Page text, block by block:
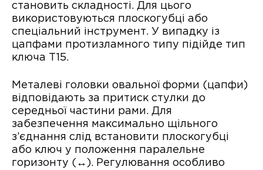
становить складності. Для цього
використовуються плоскогубці або
спеціальний інструмент. У випадку із
цапфами протизламного типу підійде тип
ключа Т15.
Металеві головки овальної форми (цапфи)
відповідають за притиск стулки до
середньої частини рами. Для
забезпечення максимально щільного
з’єднання слід встановити плоскогубці
або ключ у положення паралельне
горизонту (↔). Регулювання особливо